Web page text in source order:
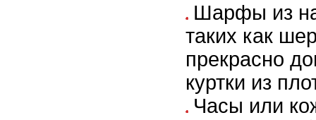
Шарфы из
таких как
прекрасно
куртки из
Часы или